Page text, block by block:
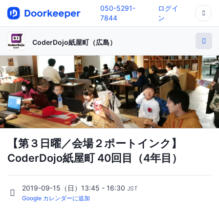
050-5291-
7844
ログイ
ン
CoderDojo紙屋町（広島）
【第３日曜／会場２ポートインク】
CoderDojo紙屋町 40回目（4年目）
2019-09-15（日）13:45 - 16:30 JST
Google カレンダーに追加